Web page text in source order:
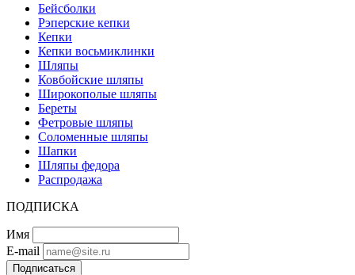
Бейсболки
Рэперские кепки
Кепки
Кепки восьмиклинки
Шляпы
Ковбойские шляпы
Широкополые шляпы
Береты
Фетровые шляпы
Соломенные шляпы
Шапки
Шляпы федора
Распродажа
ПОДПИСКА
Имя
E-mail
Подписаться